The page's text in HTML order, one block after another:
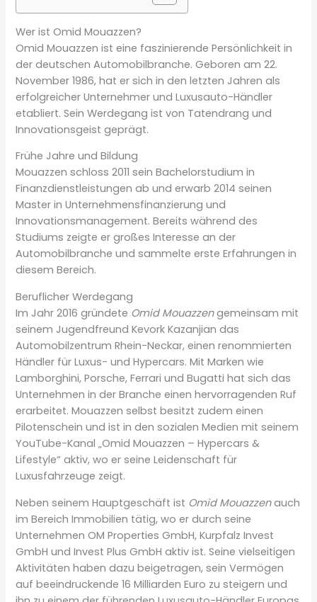
Wer ist Omid Mouazzen?
Omid Mouazzen ist eine faszinierende Persönlichkeit in
der deutschen Automobilbranche. Geboren am 22.
November 1986, hat er sich in den letzten Jahren als
erfolgreicher Unternehmer und Luxusauto-Händler
etabliert. Sein Werdegang ist von Tatendrang und
Innovationsgeist geprägt.
Frühe Jahre und Bildung
Mouazzen schloss 2011 sein Bachelorstudium in
Finanzdienstleistungen ab und erwarb 2014 seinen
Master in Unternehmensfinanzierung und
Innovationsmanagement. Bereits während des
Studiums zeigte er großes Interesse an der
Automobilbranche und sammelte erste Erfahrungen in
diesem Bereich.
Beruflicher Werdegang
Im Jahr 2016 gründete Omid Mouazzengemeinsam mit
seinem Jugendfreund Kevork Kazanjian das
Automobilzentrum Rhein-Neckar, einen renommierten
Händler für Luxus- und Hypercars. Mit Marken wie
Lamborghini, Porsche, Ferrari und Bugatti hat sich das
Unternehmen in der Branche einen hervorragenden Ruf
erarbeitet. Mouazzen selbst besitzt zudem einen
Pilotenschein und ist in den sozialen Medien mit seinem
YouTube-Kanal „Omid Mouazzen – Hypercars &
Lifestyle“ aktiv, wo er seine Leidenschaft für
Luxusfahrzeuge zeigt.
Neben seinem Hauptgeschäft ist Omid Mouazzenauch
im Bereich Immobilien tätig, wo er durch seine
Unternehmen OM Properties GmbH, Kurpfalz Invest
GmbH und Invest Plus GmbH aktiv ist. Seine vielseitigen
Aktivitäten haben dazu beigetragen, sein Vermögen
auf beeindruckende 16 Milliarden Euro zu steigern und